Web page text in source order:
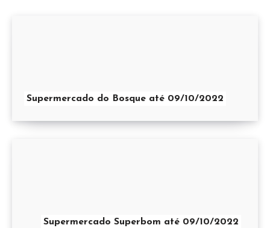
Supermercado do Bosque até 09/10/2022
Supermercado Superbom até 09/10/2022